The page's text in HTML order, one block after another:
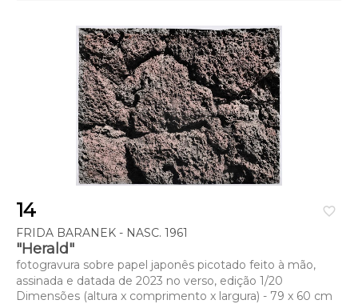
favorite_border
14
FRIDA BARANEK - NASC. 1961
"Herald"
fotogravura sobre papel japonês picotado feito à mão,
assinada e datada de 2023 no verso, edição 1/20
Dimensões (altura x comprimento x largura) - 79 x 60 cm